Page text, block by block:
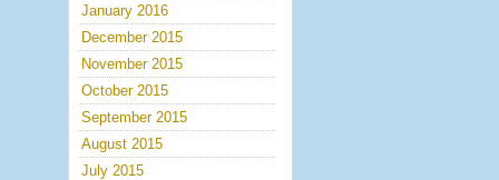
January 2016
December 2015
November 2015
October 2015
September 2015
August 2015
July 2015